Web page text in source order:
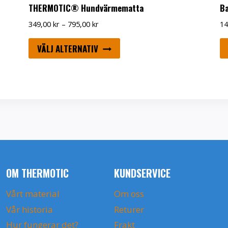
THERMOTIC® Hundvärmematta
349,00 kr – 795,00 krPrisintervall:
till
795,00 kr
VÄLJ ALTERNATIV
här
olika
kan
på
produktsidan
OM THERMOTIC
Vårt material
Vår historia
Hur fungerar det?
KUNDSERVICE
Om oss
Returer
Frakt